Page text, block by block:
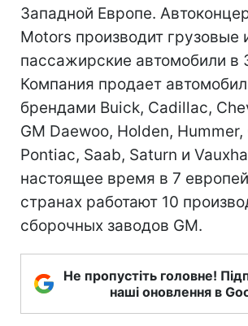
Западной Европе.
Motors производит грузовые
пассажирские автомобили в
Компания продает
брендами Buick, Cadillac,
GM Daewoo, Holden, Hummer,
Pontiac, Saab, Saturn и
настоящее время в 7
странах работают 10
сборочных заводов GM.
Не пропустіть головне!
наші оновлення в